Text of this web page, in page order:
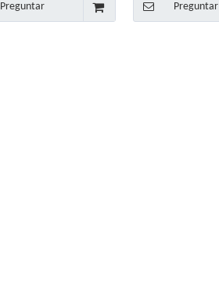
Preguntar Preguntar